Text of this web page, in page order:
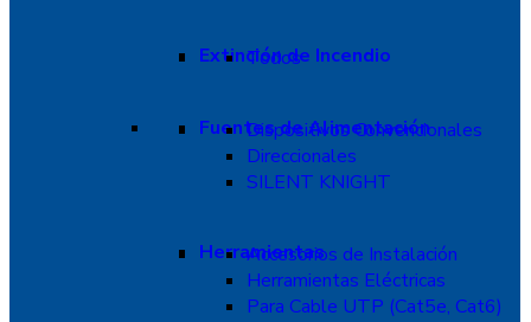
Extinción de Incendio
Todos
Fuentes de Alimentación
Dispositivos Convencionales
Direccionales
SILENT KNIGHT
Herramientas
Accesorios de Instalación
Herramientas Eléctricas
Para Cable UTP (Cat5e, Cat6)